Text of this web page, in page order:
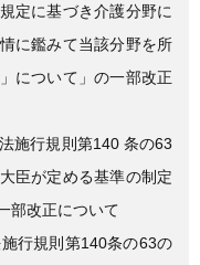
定に基づき介護分野に
に鑑みて当該分野を所
について」の一部改正
施行規則第140 条の63
臣が定める基準の制定
部改正について
行規則第140条の63の